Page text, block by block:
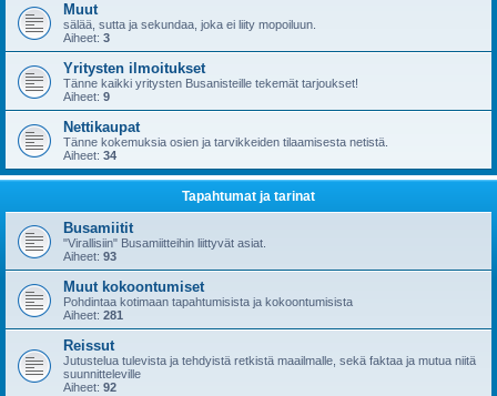
Muut
sälää, sutta ja sekundaa, joka ei liity mopoiluun.
Aiheet: 3
Yritysten ilmoitukset
Tänne kaikki yritysten Busanisteille tekemät tarjoukset!
Aiheet: 9
Nettikaupat
Tänne kokemuksia osien ja tarvikkeiden tilaamisesta netistä.
Aiheet: 34
Tapahtumat ja tarinat
Busamiitit
"Virallisiin" Busamiitteihin liittyvät asiat.
Aiheet: 93
Muut kokoontumiset
Pohdintaa kotimaan tapahtumisista ja kokoontumisista
Aiheet: 281
Reissut
Jutustelua tulevista ja tehdyistä retkistä maailmalle, sekä faktaa ja mutua niitä
suunnitteleville
Aiheet: 92